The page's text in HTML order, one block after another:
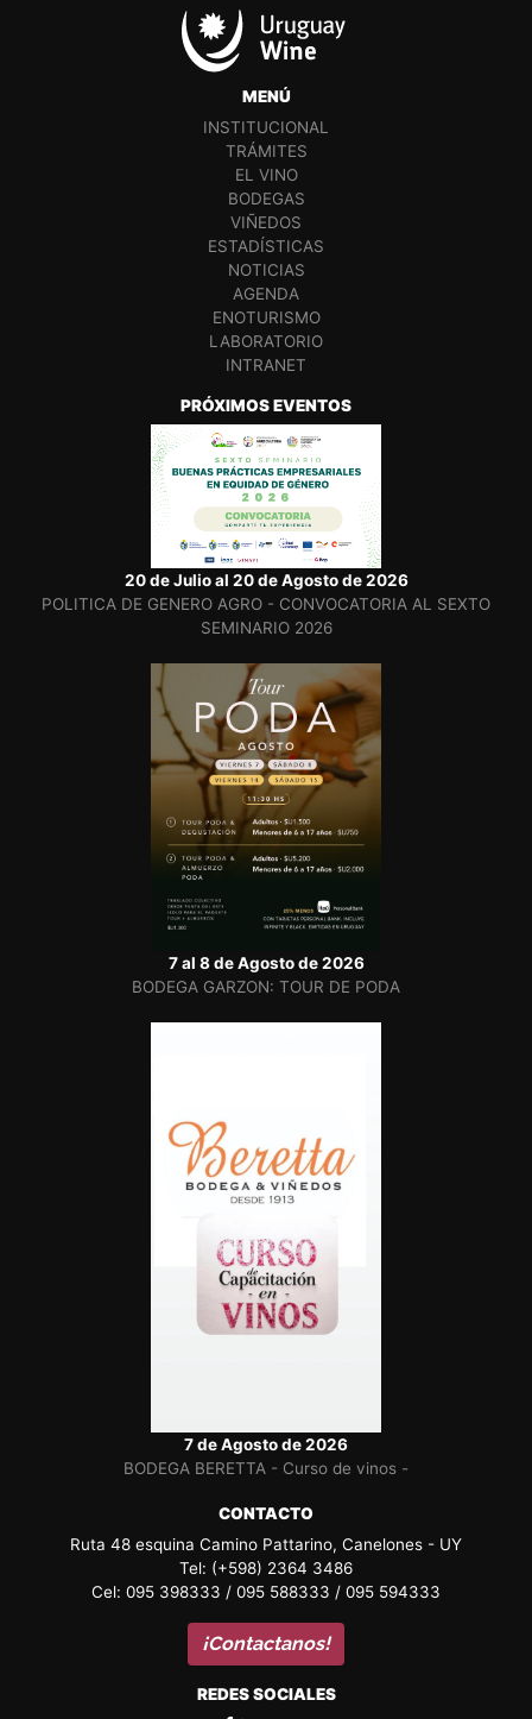
MENÚ
INSTITUCIONAL
TRÁMITES
EL VINO
BODEGAS
VIÑEDOS
ESTADÍSTICAS
NOTICIAS
AGENDA
ENOTURISMO
LABORATORIO
INTRANET
PRÓXIMOS EVENTOS
20 de Julio al 20 de Agosto de 2026
POLITICA DE GENERO AGRO - CONVOCATORIA AL SEXTO
SEMINARIO 2026
7 al 8 de Agosto de 2026
BODEGA GARZON: TOUR DE PODA
7 de Agosto de 2026
BODEGA BERETTA - Curso de vinos -
CONTACTO
Ruta 48 esquina Camino Pattarino, Canelones - UY
Tel: (+598) 2364 3486
Cel: 095 398333 / 095 588333 / 095 594333
¡Contactanos!
REDES SOCIALES